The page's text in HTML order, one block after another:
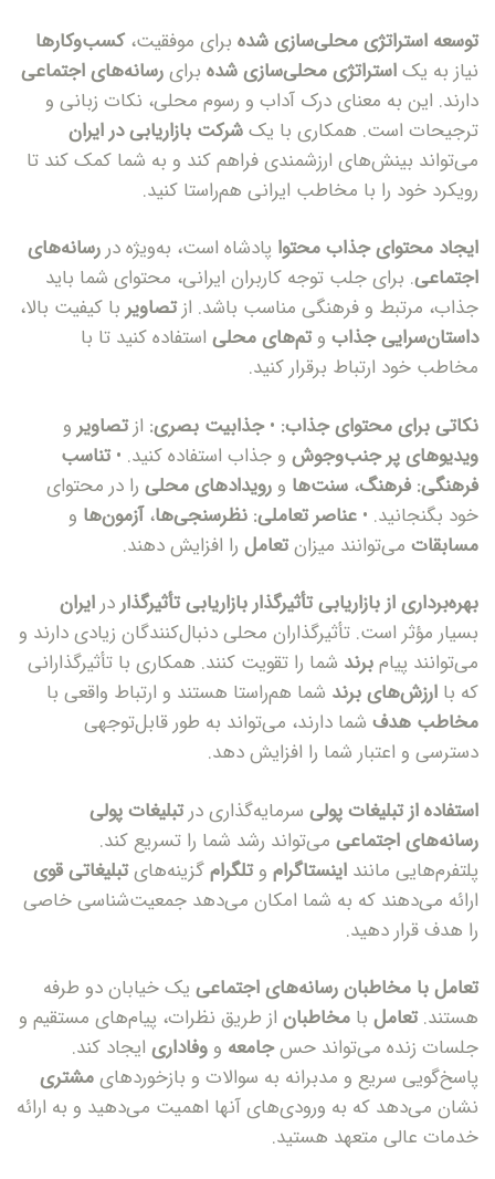
Type and hit enter
توسعه استراتژی محلی‌سازی شده برای موفقیت،کسب‌وکارها
نیاز به یکاستراتژی محلی‌سازی شده برایرسانه‌های اجتماعی
دارند. این به معنای درک آداب و رسوم محلی، نکات زبانی و
ترجیحات است. همکاری با یکشرکت بازاریابی در ایران
می‌تواند بینش‌های ارزشمندی فراهم کند و به شما کمک کند تا
رویکرد خود را با مخاطب ایرانی هم‌راستا کنید.
ایجاد محتوای جذابمحتوا پادشاه است، به‌ویژه دررسانه‌های
اجتماعی. برای جلب توجه کاربران ایرانی، محتوای شما باید
جذاب، مرتبط و فرهنگی مناسب باشد. ازتصاویر با کیفیت بالا،
داستان‌سرایی جذاب وتم‌های محلی استفاده کنید تا با
مخاطب خود ارتباط برقرار کنید.
نکاتی برای محتوای جذاب:
•جذابیت بصری: ازتصاویر و
ویدیوهای پر جنب‌وجوش و جذاب استفاده کنید. •تناسب
فرهنگی: فرهنگ، سنت‌ها و رویدادهای محلی را در محتوای
خود بگنجانید. • عناصر تعاملی: نظرسنجی‌ها،آزمون‌ها و
مسابقات می‌توانند میزانتعامل را افزایش دهند.
بهره‌برداری از بازاریابی تأثیرگذاربازاریابی تأثیرگذاردرایران
بسیار مؤثر است. تأثیرگذاران محلی دنبال‌کنندگان زیادی دارند و
می‌توانند پیامبرند شما را تقویت کنند. همکاری با تأثیرگذارانی
که با ارزش‌های برند شما هم‌راستا هستند و ارتباط واقعی با
مخاطب هدف شما دارند، می‌تواند به طور قابل‌توجهی
دسترسی و اعتبار شما را افزایش دهد.
استفاده از تبلیغات پولی سرمایه‌گذاری درتبلیغات پولی
رسانه‌های اجتماعی می‌تواند رشد شما را تسریع کند.
پلتفرم‌هایی مانند اینستاگرام وتلگرامگزینه‌هایتبلیغاتی قوی
ارائه می‌دهند که به شما امکان می‌دهد جمعیت‌شناسی خاصی
را هدف قرار دهید.
تعامل با مخاطبانرسانه‌های اجتماعی یک خیابان دو طرفه
هستند.تعامل با مخاطبان از طریق نظرات، پیام‌های مستقیم و
جلسات زنده می‌تواند حسجامعه و وفاداری ایجاد کند.
پاسخ‌گویی سریع و مدبرانه به سوالات و بازخوردهایمشتری
نشان می‌دهد که به ورودی‌های آنها اهمیت می‌دهید و به ارائه
خدمات عالی متعهد هستید.